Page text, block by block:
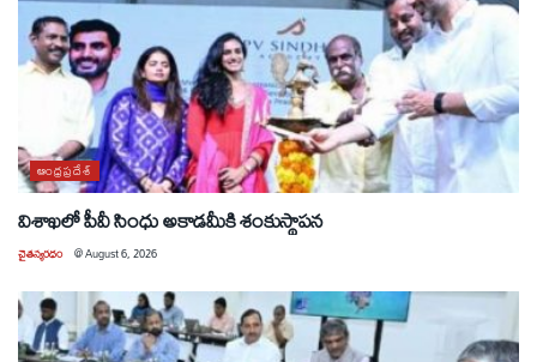
ఆంధ్రప్రదేశ్
విశాఖలో పీవీ సింధు అకాడమీకి శంకుస్థాపన
చైతన్యరధం @August 6, 2026